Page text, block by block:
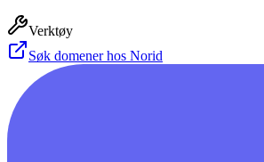
Verktøy
Søk domener hos Norid